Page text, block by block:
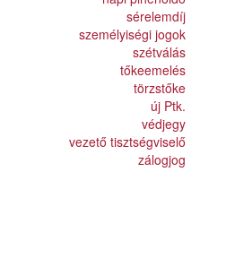
sérelemdíj
személyiségi jogok
szétválás
tőkeemelés
törzstőke
új Ptk.
védjegy
vezető tisztségviselő
zálogjog